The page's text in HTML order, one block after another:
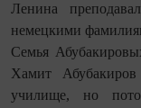
Ленина
немецкими
Семья
Хамит
училище, но